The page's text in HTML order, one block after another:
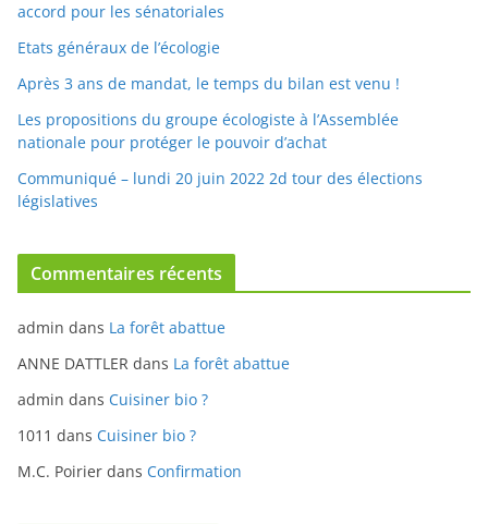
législatives
Commentaires récents
admindansLa forêt abattue
ANNE DATTLER
dans La forêt abattue
admindans
M.C. PoirierdansConfirmation
EELV National
Mots-clés